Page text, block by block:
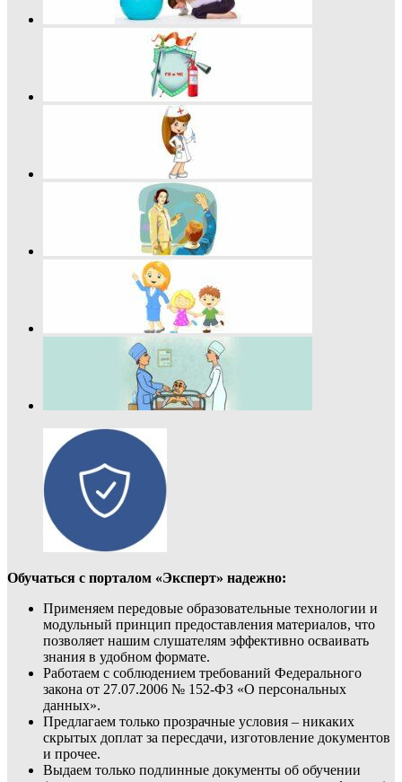
Обучаться с порталом «Эксперт» надежно:
Применяем передовые образовательные технологии и
модульный принцип предоставления материалов, что
позволяет нашим слушателям эффективно осваивать
знания в удобном формате.
Работаем с соблюдением требований Федерального
закона от 27.07.2006 № 152-ФЗ «О персональных
данных».
Предлагаем только прозрачные условия – никаких
скрытых доплат за пересдачи, изготовление документов
и прочее.
Выдаем только подлинные документы об обучении